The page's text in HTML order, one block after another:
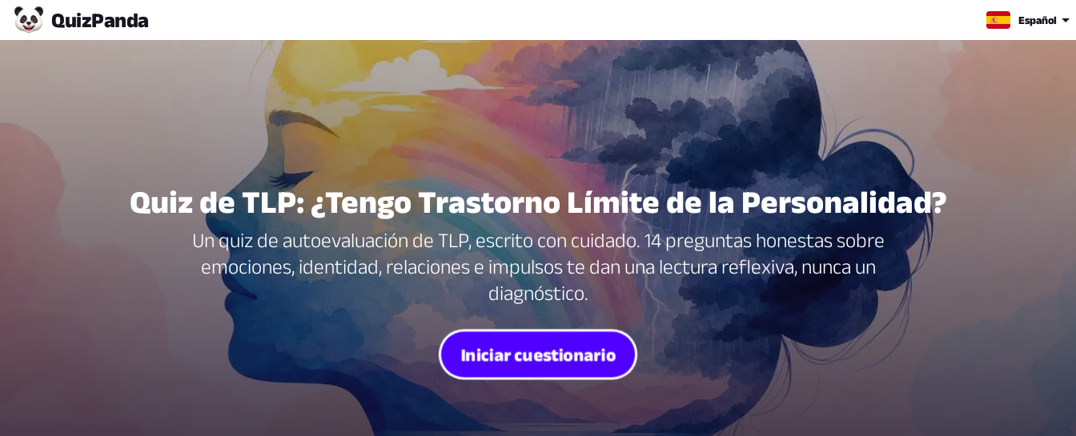
QuizPanda Español
Quiz de TLP: ¿Tengo Trastorno Límite de la Personalidad?
Un quiz de autoevaluación de TLP, escrito con cuidado. 14 preguntas honestas sobre
emociones, identidad, relaciones e impulsos te dan una lectura reflexiva, nunca un
diagnóstico.
Iniciar cuestionario